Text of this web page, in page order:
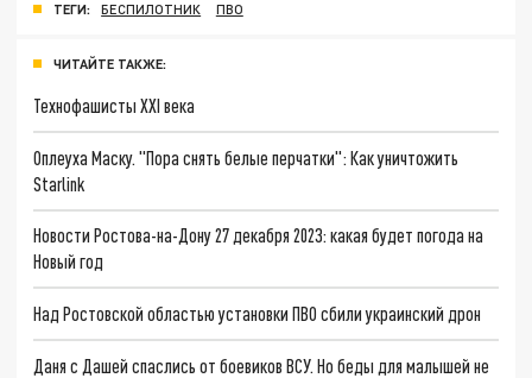
ТЕГИ: БЕСПИЛОТНИК ПВО
ЧИТАЙТЕ ТАКЖЕ:
Технофашисты XXI века
Оплеуха Маску. "Пора снять белые перчатки": Как уничтожить
Starlink
Новости Ростова-на-Дону 27 декабря 2023: какая будет погода на
Новый год
Над Ростовской областью установки ПВО сбили украинский дрон
Даня с Дашей спаслись от боевиков ВСУ. Но беды для малышей не